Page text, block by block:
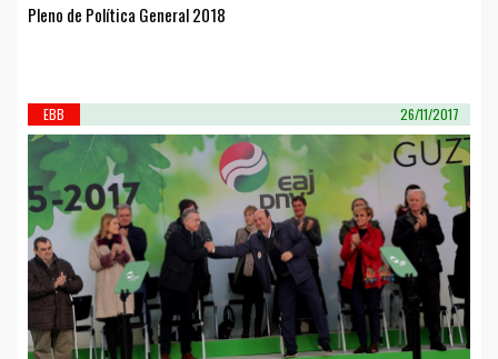
Pleno de Política General 2018
EBB 26/11/2017